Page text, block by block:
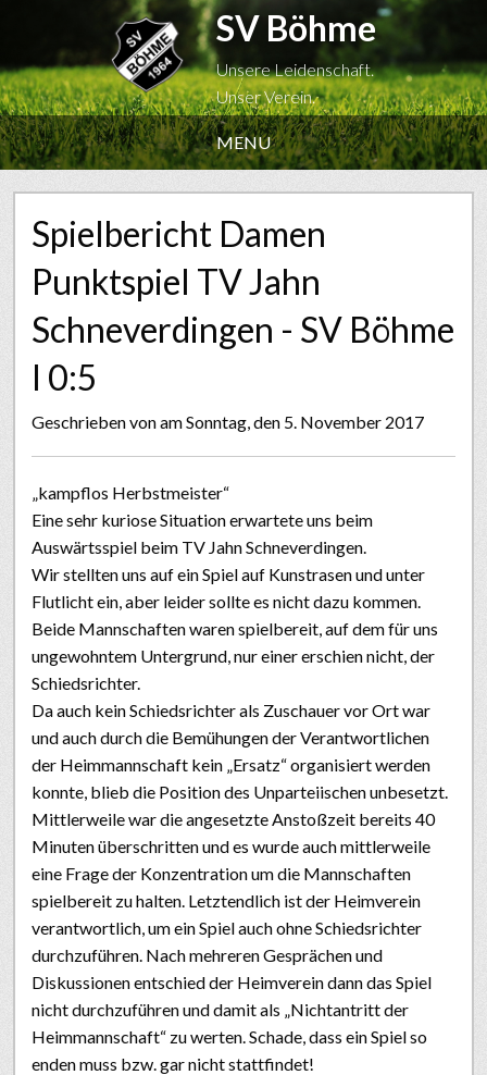
SV Böhme
Unsere Leidenschaft.
Unser Verein.
MENU
Spielbericht Damen
Punktspiel TV Jahn
Schneverdingen - SV Böhme
I 0:5
Geschrieben vonam Sonntag, den 5. November 2017
„kampflos Herbstmeister“
Eine sehr kuriose Situation erwartete uns beim
Auswärtsspiel beim TV Jahn Schneverdingen.
Wir stellten uns auf ein Spiel auf Kunstrasen und unter
Flutlicht ein, aber leider sollte es nicht dazu kommen.
Beide Mannschaften waren spielbereit, auf dem für uns
ungewohntem Untergrund, nur einer erschien nicht, der
Schiedsrichter.
Da auch kein Schiedsrichter als Zuschauer vor Ort war
und auch durch die Bemühungen der Verantwortlichen
der Heimmannschaft kein „Ersatz“ organisiert werden
konnte, blieb die Position des Unparteiischen unbesetzt.
Mittlerweile war die angesetzte Anstoßzeit bereits 40
Minuten überschritten und es wurde auch mittlerweile
eine Frage der Konzentration um die Mannschaften
spielbereit zu halten. Letztendlich ist der Heimverein
verantwortlich, um ein Spiel auch ohne Schiedsrichter
durchzuführen. Nach mehreren Gesprächen und
Diskussionen entschied der Heimverein dann das Spiel
nicht durchzuführen und damit als „Nichtantritt der
Heimmannschaft“ zu werten. Schade, dass ein Spiel so
enden muss bzw. gar nicht stattfindet!